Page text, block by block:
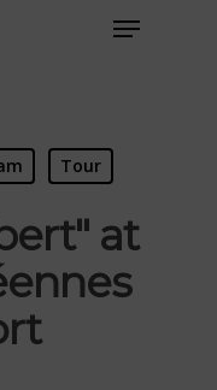
Tour
at